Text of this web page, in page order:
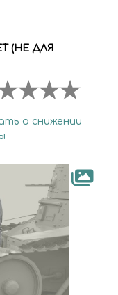
(НЕ ДЛЯ
о снижении